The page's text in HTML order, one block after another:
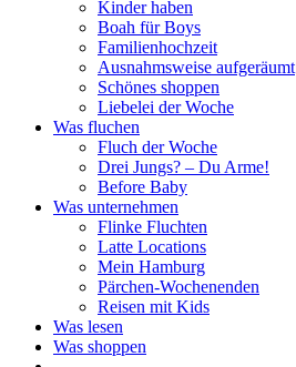
Kinder haben
Boah für Boys
Familienhochzeit
Ausnahmsweise aufgeräumt
Schönes shoppen
Liebelei der Woche
Was fluchen
Fluch der Woche
Drei Jungs? – Du Arme!
Before Baby
Was unternehmen
Flinke Fluchten
Latte Locations
Mein Hamburg
Pärchen-Wochenenden
Reisen mit Kids
Was lesen
Was shoppen